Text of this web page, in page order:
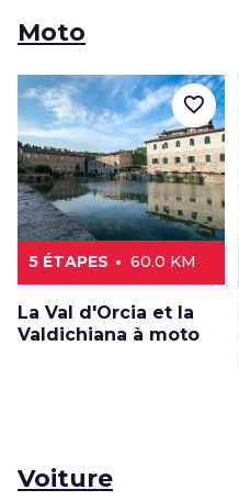
Moto
5 ÉTAPES 60.0 KM
La Val d'Orcia et la
Valdichiana à moto
favorite_border
Voiture